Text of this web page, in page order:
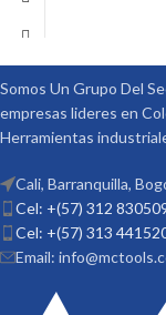
Somos Un Grupo Del
empresas lideres en
Herramientas
Cali, Barranquilla,
Cel: +(57) 312
Cel: +(57) 313
Email: